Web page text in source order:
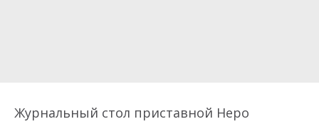
Журнальный стол приставной Неро